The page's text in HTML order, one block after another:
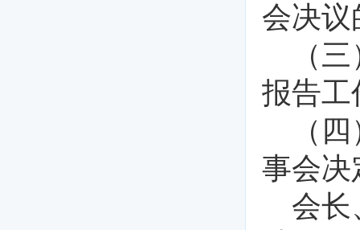
会决议
（
报告工
（
事会决
会长